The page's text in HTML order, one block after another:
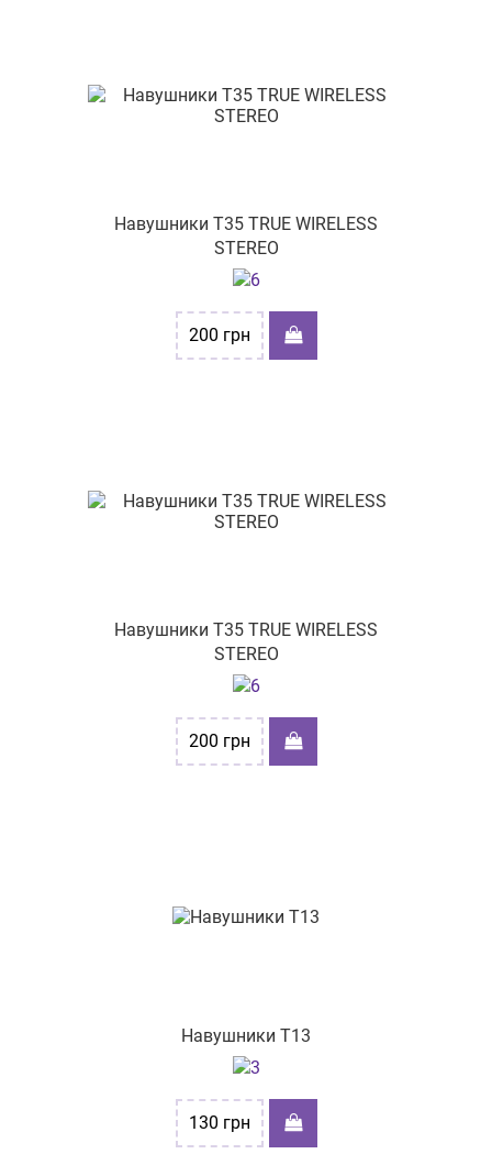
Навушники T35 TRUE WIRELESS
STEREO
200 грн
Навушники T35 TRUE WIRELESS
STEREO
200 грн
Навушники T13
130 грн